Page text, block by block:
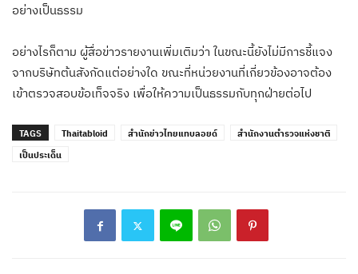
อย่างเป็นธรรม
อย่างไรก็ตาม ผู้สื่อข่าวรายงานเพิ่มเติมว่า ในขณะนี้ยังไม่มีการชี้แจง
จากบริษัทต้นสังกัดแต่อย่างใด ขณะที่หน่วยงานที่เกี่ยวข้องอาจต้อง
เข้าตรวจสอบข้อเท็จจริง เพื่อให้ความเป็นธรรมกับทุกฝ่ายต่อไป
TAGS Thaitabloid สำนักข่าวไทยแทบลอยด์
สำนักงานตำรวจแห่งชาติ
เป็นประเด็น